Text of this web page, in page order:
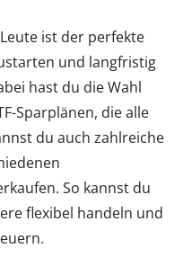
ist der perfekte
und langfristig
hast du die Wahl
Sparplänen, die alle
du auch zahlreiche
So kannst du
flexibel handeln und